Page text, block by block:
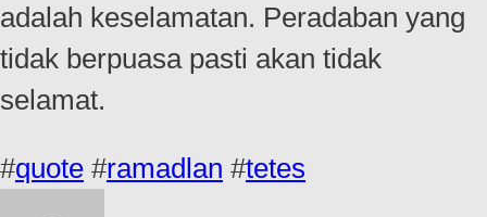
adalah keselamatan. Peradaban yang
tidak berpuasa pasti akan tidak
selamat.
#quote #ramadlan #tetes